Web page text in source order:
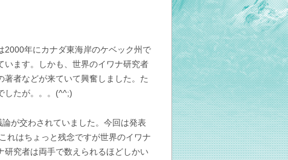
2000年にカナダ東海岸のケベック州で
ます。しかも、世界のイワナ研究者
者などが来ていて興奮しました。た
したが。。。(^^;)
が交わされていました。今回は発表
れはちょっと残念ですが世界のイワナ
究者は両手で数えられるほどしかい